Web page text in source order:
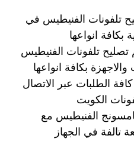
تلفونات الفنيطيس في
بكافة انواعها
تلفونات الفنيطيس
بكافة انواعها
الطلبات عبر الاتصال
الكويت
الفنيطيس مع
تالفة في الجهاز